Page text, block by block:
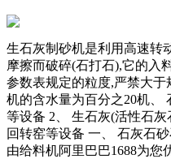
生石灰制砂机是利用高速转
摩擦而破碎(石打石),它的入
参数表规定的粒度,严禁大
机的含水量为百分之20机、
等设备 2、 生石灰(活性石灰
回转窑等设备 一、 石灰石
由给料机阿里巴巴1688为您